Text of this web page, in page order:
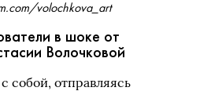
volochkova_art
в шоке от
Волочковой
собой, отправляясь